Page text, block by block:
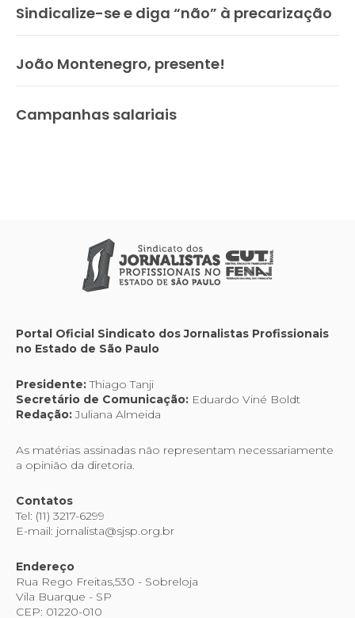
Sindicalize-se e diga “não” à precarização
João Montenegro, presente!
Campanhas salariais
Portal Oficial Sindicato dos Jornalistas Profissionais
no Estado de São Paulo
Presidente:Thiago Tanji
Secretário de Comunicação: Eduardo Viné Boldt
Redação:Juliana Almeida
As matérias assinadas não representam necessariamente
a opinião da diretoria.
Contatos
Tel: (11) 3217-6299
E-mail: jornalista@sjsp.org.br
Endereço
Rua Rego Freitas,530 - Sobreloja
Vila Buarque - SP
CEP: 01220-010